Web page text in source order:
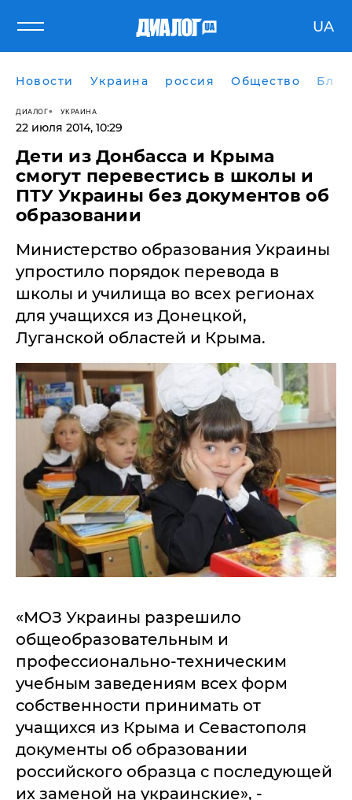
UA
Новости Украина россия Общество
ДИАЛОГ УКРАИНА
22 июля 2014, 10:29
Дети из Донбасса и Крыма
смогут перевестись в школы и
ПТУ Украины без документов об
образовании
Министерство образования Украины
упростило порядок перевода в
школы и училища во всех регионах
для учащихся из Донецкой,
Луганской областей и Крыма.
«МОЗ Украины разрешило
общеобразовательным и
профессионально-техническим
учебным заведениям всех форм
собственности принимать от
учащихся из Крыма и Севастополя
документы об образовании
российского образца с последующей
их заменой на украинские», -